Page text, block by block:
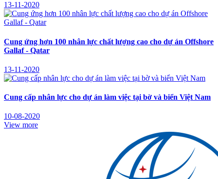
13-11-2020
Cung ứng hơn 100 nhân lực chất lượng cao cho dự án Offshore
Gallaf - Qatar
13-11-2020
Cung cấp nhân lực cho dự án làm việc tại bờ và biển Việt Nam
10-08-2020
View more